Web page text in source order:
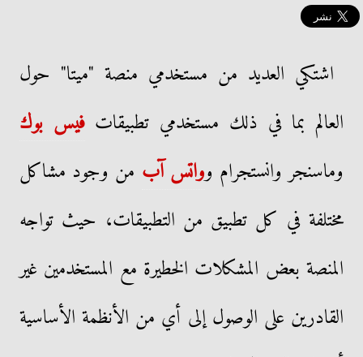
اشتكي العديد من مستخدمي منصة "ميتا" حول
العالم بما في ذلك مستخدمي تطبيقاتفيس بوك
وماسنجر وانستجرام وواتس آب من وجود مشاكل
مختلفة في كل تطبيق من التطبيقات، حيث تواجه
المنصة بعض المشكلات الخطيرة مع المستخدمين غير
القادرين على الوصول إلى أي من الأنظمة الأساسية